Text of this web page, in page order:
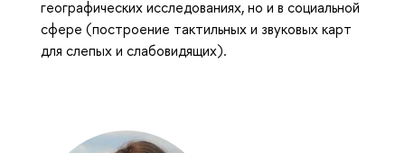
географических исследованиях, но и в социальной
сфере (построение тактильных и звуковых карт
для слепых и слабовидящих).